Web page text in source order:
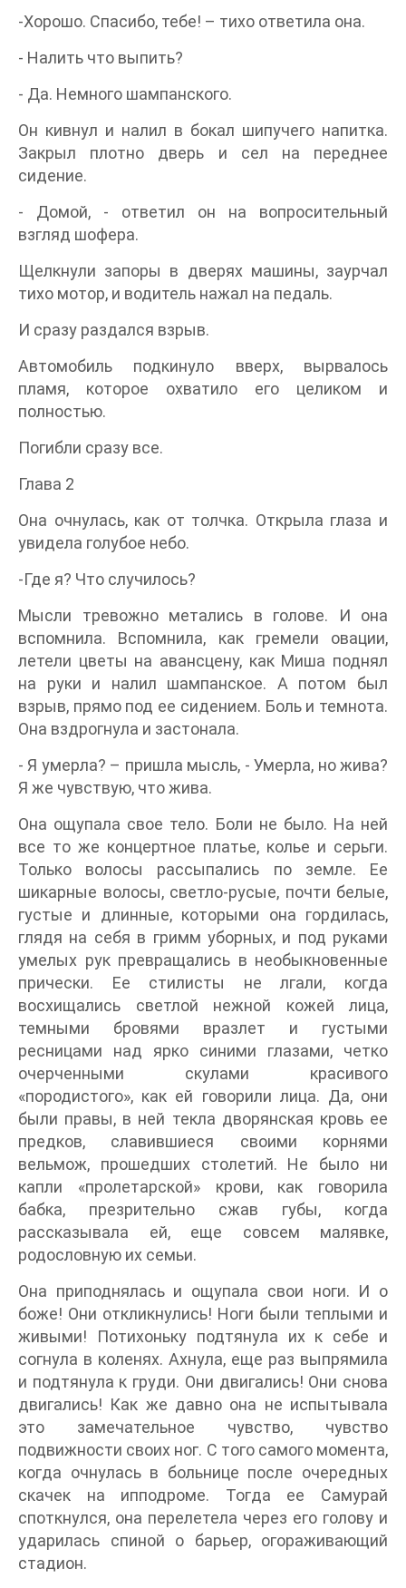
-Хорошо. Спасибо, тебе! – тихо ответила она.
- Налить что выпить?
- Да. Немного шампанского.
Он кивнул и налил в бокал шипучего напитка.
Закрыл плотно дверь и сел на переднее
сидение.
- Домой, - ответил он на вопросительный
взгляд шофера.
Щелкнули запоры в дверях машины, заурчал
тихо мотор, и водитель нажал на педаль.
И сразу раздался взрыв.
Автомобиль подкинуло вверх, вырвалось
пламя, которое охватило его целиком и
полностью.
Погибли сразу все.
Глава 2
Она очнулась, как от толчка. Открыла глаза и
увидела голубое небо.
-Где я? Что случилось?
Мысли тревожно метались в голове. И она
вспомнила. Вспомнила, как гремели овации,
летели цветы на авансцену, как Миша поднял
на руки и налил шампанское. А потом был
взрыв, прямо под ее сидением. Боль и темнота.
Она вздрогнула и застонала.
- Я умерла? – пришла мысль, - Умерла, но жива?
Я же чувствую, что жива.
Она ощупала свое тело. Боли не было. На ней
все то же концертное платье, колье и серьги.
Только волосы рассыпались по земле. Ее
шикарные волосы, светло-русые, почти белые,
густые и длинные, которыми она гордилась,
глядя на себя в гримм уборных, и под руками
умелых рук превращались в необыкновенные
прически. Ее стилисты не лгали, когда
восхищались светлой нежной кожей лица,
темными бровями вразлет и густыми
ресницами над ярко синими глазами, четко
очерченными скулами красивого
«породистого», как ей говорили лица. Да, они
были правы, в ней текла дворянская кровь ее
предков, славившиеся своими корнями
вельмож, прошедших столетий. Не было ни
капли «пролетарской» крови, как говорила
бабка, презрительно сжав губы, когда
рассказывала ей, еще совсем малявке,
родословную их семьи.
Она приподнялась и ощупала свои ноги. И о
боже! Они откликнулись! Ноги были теплыми и
живыми! Потихоньку подтянула их к себе и
согнула в коленях. Ахнула, еще раз выпрямила
и подтянула к груди. Они двигались! Они снова
двигались! Как же давно она не испытывала
это замечательное чувство, чувство
подвижности своих ног. С того самого момента,
когда очнулась в больнице после очередных
скачек на ипподроме. Тогда ее Самурай
споткнулся, она перелетела через его голову и
ударилась спиной о барьер, огораживающий
стадион.